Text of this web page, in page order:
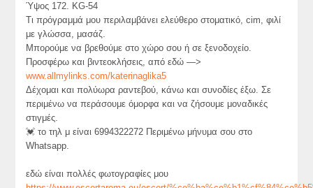
Ύψος 172. KG-54
Τι πρόγραμμά μου περιλαμβάνει ελεύθερο στοματικό, cim, φιλί
με γλώσσα, μασάζ.
Μπορούμε να βρεθούμε στο χώρο σου ή σε ξενοδοχείο.
Προσφέρω και βιντεοκλήσεις, από εδώ —>
www.allmylinks.com/katerinaglika5
Δέχομαι και πολύωρα ραντεβού, κάνω και συνοδίες έξω. Σε
περιμένω να περάσουμε όμορφα και να ζήσουμε μοναδικές
στιγμές.
💓 το τηλ μ είναι 6994322272 Περιμένω μήνυμα σου στο
Whatsapp.
εδώ είναι πολλές φωτογραφίες μου